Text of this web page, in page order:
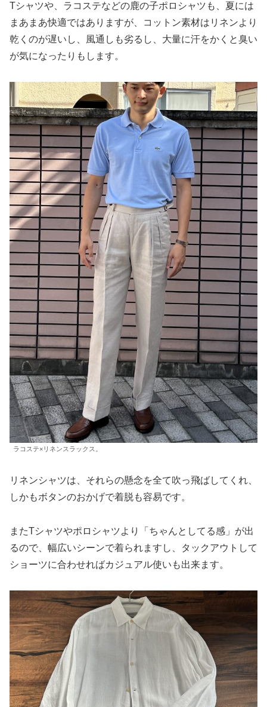
Tシャツや、ラコステなどの鹿の子ポロシャツも、夏には
まあまあ快適ではありますが、コットン素材はリネンより
乾くのが遅いし、風通しも劣るし、大量に汗をかくと臭い
が気になったりもします。
ラコステ×リネンスラックス。
リネンシャツは、それらの懸念を全て吹っ飛ばしてくれ、
しかもボタンのおかげで着脱も容易です。
またTシャツやポロシャツより「ちゃんとしてる感」が出
るので、幅広いシーンで着られますし、タックアウトして
ショーツに合わせればカジュアル使いも出来ます。